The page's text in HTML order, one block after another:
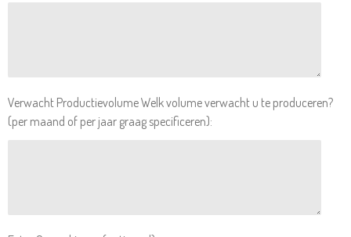
Verwacht Productievolume Welk volume verwacht u te produceren?
(per maand of per jaar graag specificeren):